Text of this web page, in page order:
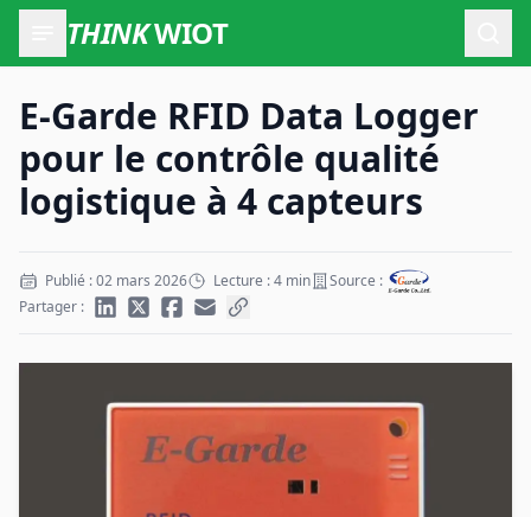
THINKWIOT
E-Garde RFID Data Logger
pour le contrôle qualité
logistique à 4 capteurs
Publié : 02 mars 2026 Lecture : 4 min
Source :
Partager :